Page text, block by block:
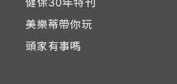
健保30年特刊
美樂蒂帶你玩
頭家有事嗎